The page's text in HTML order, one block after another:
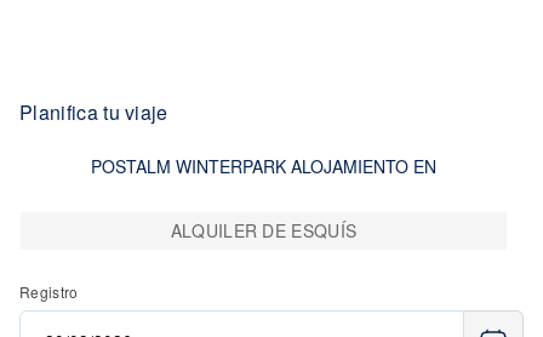
Planifica tu viaje
POSTALM WINTERPARK ALOJAMIENTO EN
ALQUILER DE ESQUÍS
Registro